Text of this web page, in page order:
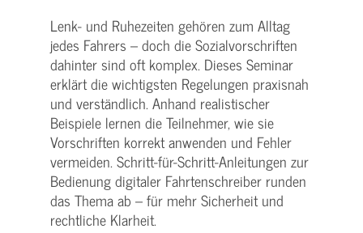
Lenk- und Ruhezeiten gehören zum Alltag
jedes Fahrers – doch die Sozialvorschriften
dahinter sind oft komplex. Dieses Seminar
erklärt die wichtigsten Regelungen praxisnah
und verständlich. Anhand realistischer
Beispiele lernen die Teilnehmer, wie sie
Vorschriften korrekt anwenden und Fehler
vermeiden. Schritt-für-Schritt-Anleitungen zur
Bedienung digitaler Fahrtenschreiber runden
das Thema ab – für mehr Sicherheit und
rechtliche Klarheit.